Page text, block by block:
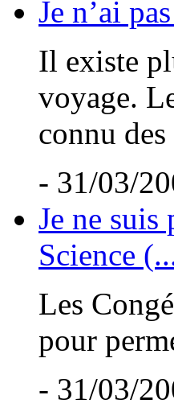
Je n’ai
Il existe
voyage.
connu
- 31/03/
Je ne suis
Science
Les
pour
- 31/03/